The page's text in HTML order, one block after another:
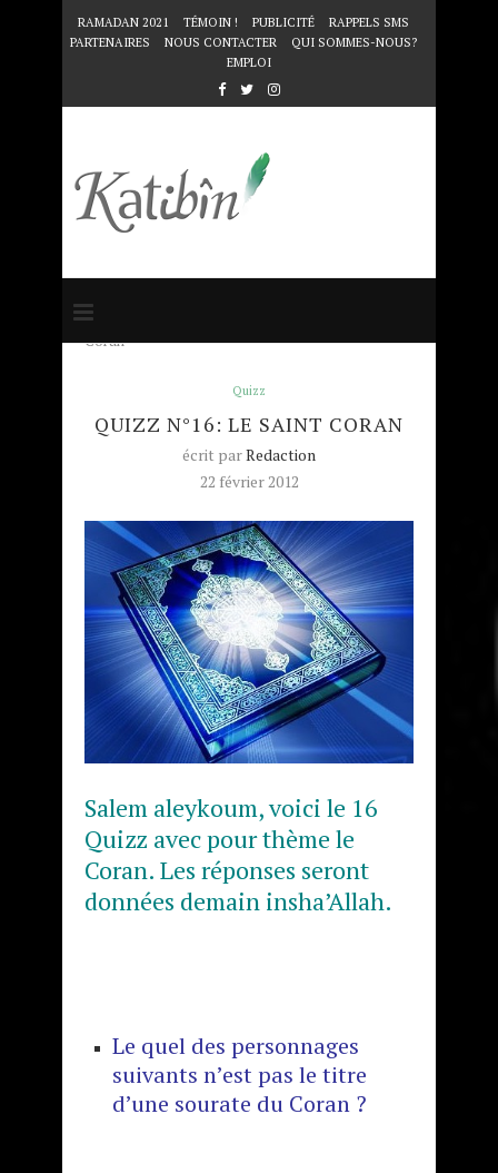
RAMADAN 2021 TÉMOIN ! PUBLICITÉ
RAPPELS SMS
PARTENAIRES
NOUS CONTACTER
QUI SOMMES-NOUS?
EMPLOI
Accueil
Coran
Quizz
QUIZZ N°16: LE SAINT CORAN
écrit parRedaction
22 février 2012
Salem aleykoum, voici le 16
Quizz avec pour thème le
Coran. Les réponses seront
données demain insha’Allah.
Le quel des personnages
suivants n’est pas le titre
d’une sourate du Coran ?